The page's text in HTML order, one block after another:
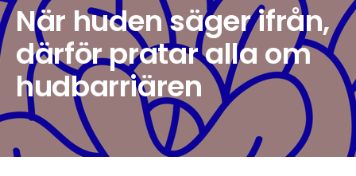
När huden säger ifrån,
därför pratar alla om
hudbarriären